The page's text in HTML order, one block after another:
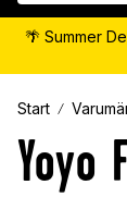
🌴 Summer
Start
Yoyo